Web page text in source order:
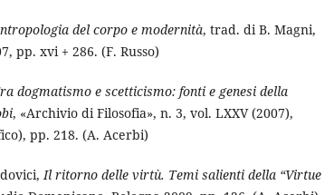
del corpo e modernità, trad. di B. Magni,
pp. xvi + 286. (F. Russo)
dogmatismo e scetticismo: fonti e genesi della
, «Archivio di Filosofia», n. 3, vol. LXXV (2007),
pp. 218. (A. Acerbi)
Il ritorno delle virtù. Temi salienti della “Virtue